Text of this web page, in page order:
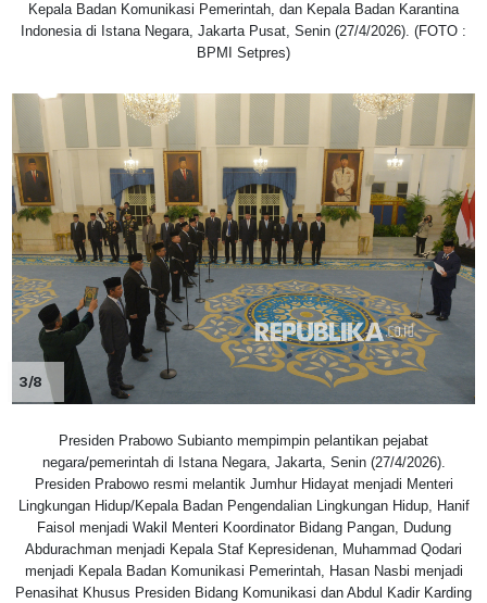
Kepala Badan Komunikasi Pemerintah, dan Kepala Badan Karantina
Indonesia di Istana Negara, Jakarta Pusat, Senin (27/4/2026). (FOTO :
BPMI Setpres)
3/8
Presiden Prabowo Subianto mempimpin pelantikan pejabat
negara/pemerintah di Istana Negara, Jakarta, Senin (27/4/2026).
Presiden Prabowo resmi melantik Jumhur Hidayat menjadi Menteri
Lingkungan Hidup/Kepala Badan Pengendalian Lingkungan Hidup, Hanif
Faisol menjadi Wakil Menteri Koordinator Bidang Pangan, Dudung
Abdurachman menjadi Kepala Staf Kepresidenan, Muhammad Qodari
menjadi Kepala Badan Komunikasi Pemerintah, Hasan Nasbi menjadi
Penasihat Khusus Presiden Bidang Komunikasi dan Abdul Kadir Karding